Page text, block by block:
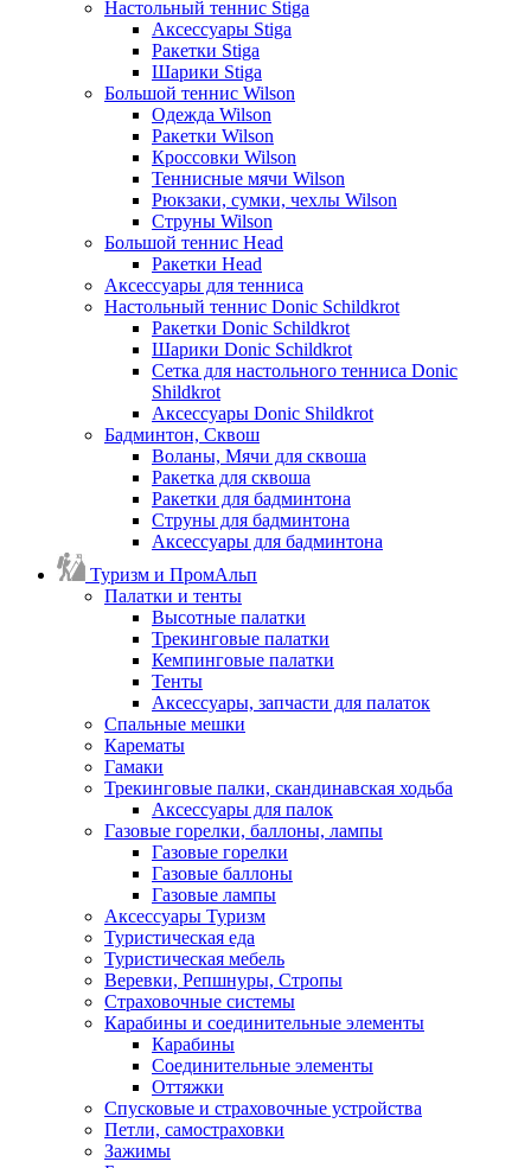
Настольный теннис Stiga
Аксессуары Stiga
Ракетки Stiga
Шарики Stiga
Большой теннис Wilson
Одежда Wilson
Ракетки Wilson
Кроссовки Wilson
Теннисные мячи Wilson
Рюкзаки, сумки, чехлы Wilson
Струны Wilson
Большой теннис Head
Ракетки Head
Аксессуары для тенниса
Настольный теннис Donic Schildkrot
Ракетки Donic Schildkrot
Шарики Donic Schildkrot
Сетка для настольного тенниса Donic
Shildkrot
Аксессуары Donic Shildkrot
Бадминтон, Сквош
Воланы, Мячи для сквоша
Ракетка для сквоша
Ракетки для бадминтона
Струны для бадминтона
Аксессуары для бадминтона
Туризм и ПромАльп
Палатки и тенты
Высотные палатки
Трекинговые палатки
Кемпинговые палатки
Тенты
Аксессуары, запчасти для палаток
Спальные мешки
Карематы
Гамаки
Трекинговые палки, скандинавская ходьба
Аксессуары для палок
Газовые горелки, баллоны, лампы
Газовые горелки
Газовые баллоны
Газовые лампы
Аксессуары Туризм
Туристическая еда
Туристическая мебель
Веревки, Репшнуры, Стропы
Страховочные системы
Карабины и соединительные элементы
Карабины
Соединительные элементы
Оттяжки
Спусковые и страховочные устройства
Петли, самостраховки
Зажимы